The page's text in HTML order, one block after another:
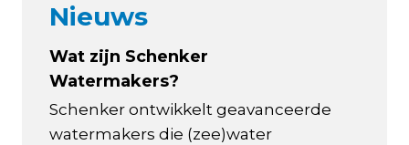
Nieuws
Wat zijn Schenker
Watermakers?
Schenker ontwikkelt geavanceerde
watermakers die (zee)water